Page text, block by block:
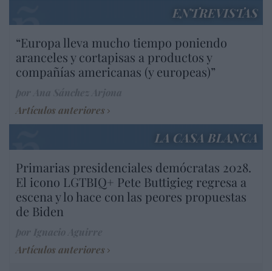
ENTREVISTAS
“Europa lleva mucho tiempo poniendo
aranceles y cortapisas a productos y
compañías americanas (y europeas)”
Artículos anteriores
LA CASA BLANCA
Primarias presidenciales demócratas 2028.
El icono LGTBIQ+ Pete Buttigieg regresa a
escena y lo hace con las peores propuestas
de Biden
Artículos anteriores